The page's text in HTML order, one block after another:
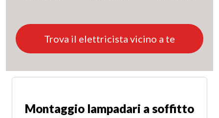
Trova il elettricista vicino a te
Montaggio lampadari a soffitto